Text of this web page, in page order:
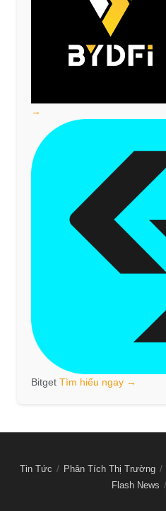
→
Bitget Tìm hiểu ngay →
Tin Tức Phân Tích Thị Trường
Flash News